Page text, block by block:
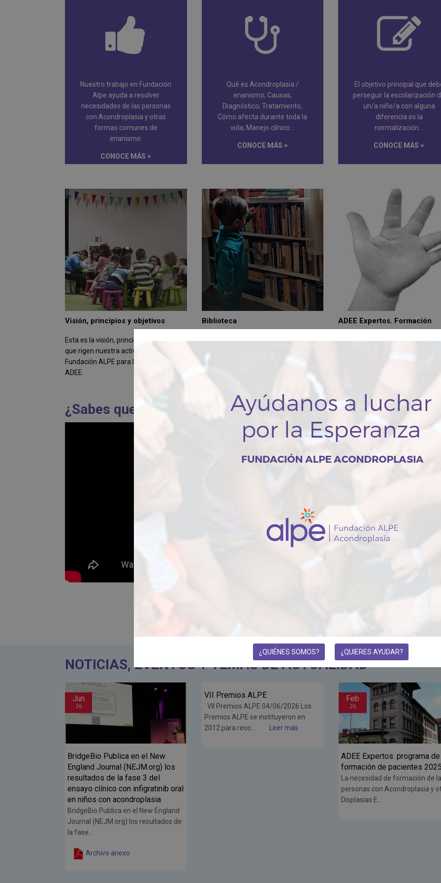
Nuestro trabajo en Fundación
Alpe ayuda a resolver
necesidades de las personas
con Acondroplasia y otras
formas comunes de
enanismo.
CONOCE MÁS >
Qué es Acondroplasia /
enanismo; Causas;
Diagnóstico; Tratamiento;
Cómo afecta durante toda la
vida; Manejo clínico...
CONOCE MÁS >
El objetivo principal que
perseguir la escolarización
un/a niño/a con alguna
diferencia es la
normalización...
CONOCE MÁS >
Visión, principios y objetivos
Esta es la visión, principios y objetivos
que rigen nuestra actividad desde
Fundación ALPE para las personas con
ADEE.
Biblioteca
Encuentra aquí documentos con
ADEE Expertos. Formación
Área de formación de pacientes
reputados especialistas del
¿Sabes que tu aportación es importante? Impulsamos la
En Fundación ALPE
NOTICIAS, EVENTOS Y TEMAS DE ACTUALIDAD
Jun
26
VII Premios ALPE
VII Premios ALPE 04/06/2026 Los
Premios ALPE se instituyeron en
2012 para reco...
Leer más
Feb
26
Ene
26
Nuevas ofertas de empleo
Compañía Multinacional NTT
DATA en colaboración con la
Fundación ALPE.
Dentro del proyecto Detección
¿QUIÉNES SOMOS? ¿QUIERES AYUDAR?